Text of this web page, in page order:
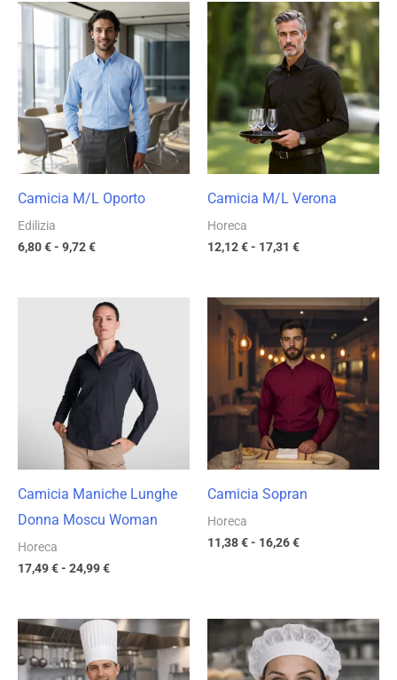
Camicia M/L Oporto
Edilizia
6,80€- 9,72€
Fascia
di
prezzo:
da
6,80 €
a
9,72 €
Camicia M/L Verona
Horeca
12,12€- 17,31 €
Fascia
di
prezzo:
da
12,12 €
17,31 €
Camicia Maniche Lunghe
Donna Moscu Woman
Horeca
17,49€- 24,99€
Fascia
di
prezzo:
da
17,49 €
24,99 €
Camicia Sopran
Horeca
11,38€- 16,26€
Fascia
di
prezzo:
da
11,38 €
16,26 €
Fascia
prezzo:
da
Fascia
di
prezzo:
da